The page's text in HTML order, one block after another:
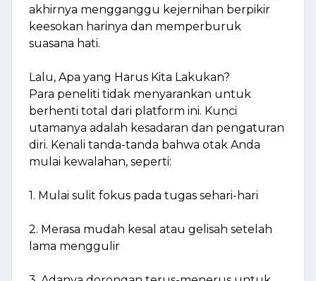
akhirnya mengganggu kejernihan berpikir
keesokan harinya dan memperburuk
suasana hati.
Lalu, Apa yang Harus Kita Lakukan?
Para peneliti tidak menyarankan untuk
berhenti total dari platform ini. Kunci
utamanya adalah kesadaran dan pengaturan
diri. Kenali tanda-tanda bahwa otak Anda
mulai kewalahan, seperti:
1. Mulai sulit fokus pada tugas sehari-hari
2. Merasa mudah kesal atau gelisah setelah
lama menggulir